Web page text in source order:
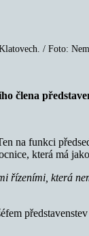
/ Foto:
člena
na funkci
která má
řízeními, která